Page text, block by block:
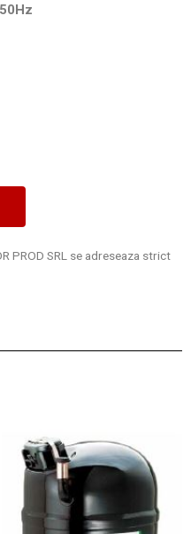
PROD SRL se adreseaza strict